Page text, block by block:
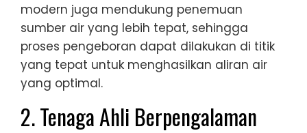
modern juga mendukung penemuan
sumber air yang lebih tepat, sehingga
proses pengeboran dapat dilakukan di titik
yang tepat untuk menghasilkan aliran air
yang optimal.
2. Tenaga Ahli Berpengalaman